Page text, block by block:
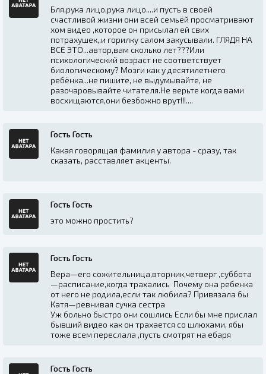
Бля,рука лицо,рука лицо....и пусть в своей
счастливой жизни они всей семьёй просматривают
хом видео ,которое он присылал ей свих
потрахушек,.и горилку салом закусывали. ГЛЯДЯ НА
ВСЁ ЭТО...автор,вам сколько лет???Или
психологический возраст не соответствует
биологическому? Мозги как у десятилетнего
ребёнка...не пишите, не выдумывайте, не
разочаровывайте читателя.Не верьте когда вами
восхищаются,они безбожно врут!!!....
Гость Гость
Какая говорящая фамилия у автора - сразу, так
сказать, расставляет акценты.
Гость Гость
это можно простить?
Гость Гость
Вера—его сожительница,вторник,четверг ,суббота
—расписание,когда трахались Почему она ребенка
от него не родила,если так любила? Привязала бы
Катя—ревнивая сучка сестра
Уж больно быстро они сошлись Если бы мне прислал
бывший видео как он трахается со шлюхами, ябы
тоже всем переслала ,пусть смотрят на ебаря
Гость Гость